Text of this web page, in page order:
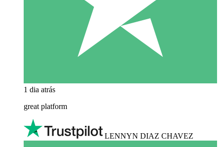
1 dia atrás
great platform
LENNYN DIAZ CHAVEZ